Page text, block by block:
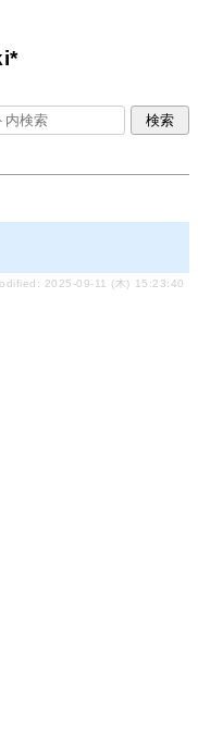
2025-09-11 (木) 15:23:40